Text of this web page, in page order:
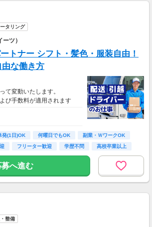
タリング
ツ）
トナー シフト・髪色・服装自由！
な働き方
て変動いたします。
び手数料が適用されます
発(1日)OK 何曜日でもOK
副業・ＷワークOK
フリーター歓迎 学歴不問 高校卒業以上
募へ進む
整備